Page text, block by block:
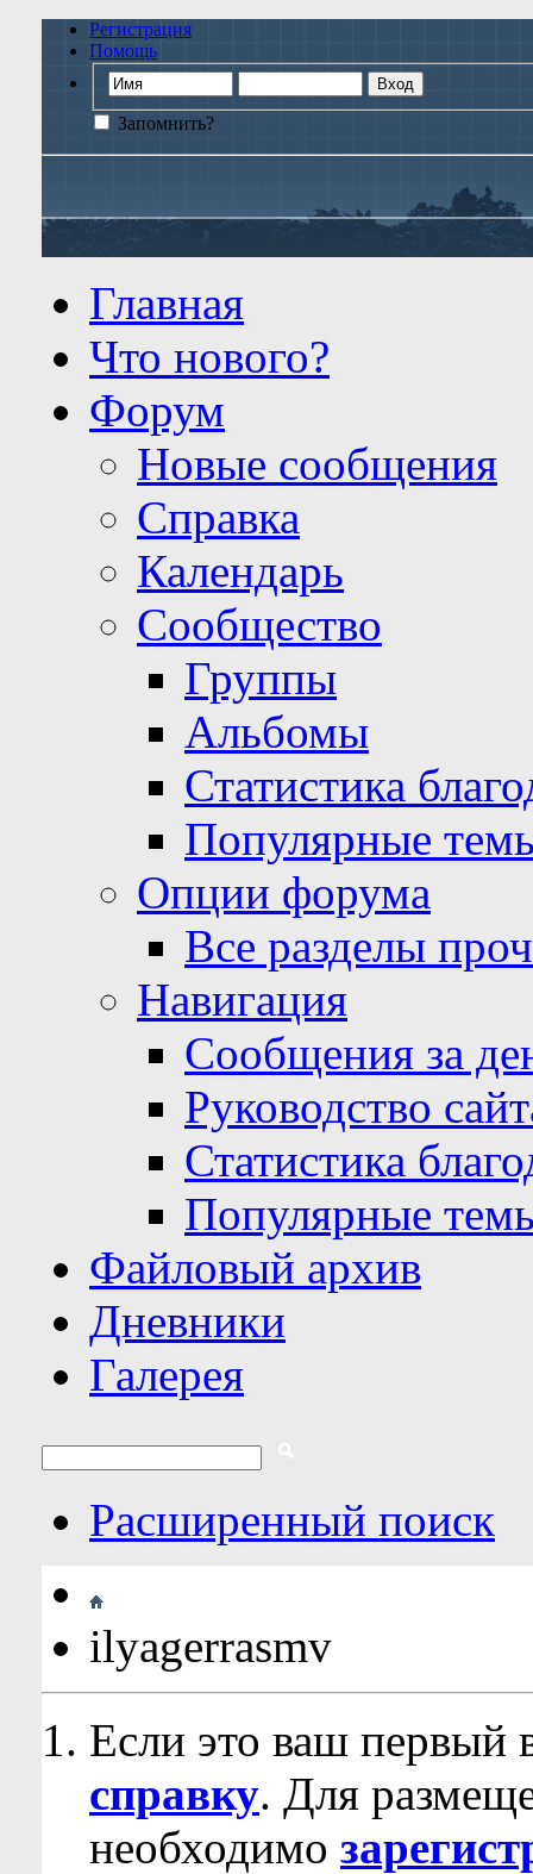
Регистрация
Помощь
Запомнить?
Главная
Что нового?
Форум
Новые сообщения
Справка
Календарь
Сообщество
Группы
Альбомы
Статистика
Популярные
Опции форума
Все разделы
Навигация
Сообщения за
Руководство
Статистика
Популярные
Файловый архив
Дневники
Галерея
Расширенный поиск
ilyagerrasmv
Если это ваш первый
справку. Для
необходимо